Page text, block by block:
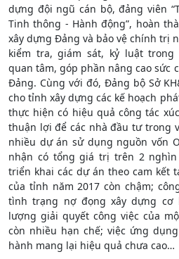
dựng đội ngũ cán bộ, đảng viên
Tinh thông - Hành động”, hoàn
xây dựng Đảng và bảo vệ chính trị
kiểm tra, giám sát, kỷ luật
quan tâm, góp phần nâng cao sức
Đảng. Cùng với đó, Đảng bộ Sở
cho tỉnh xây dựng các kế hoạch
thực hiện có hiệu quả công tác
thuận lợi để các nhà đầu tư trong
nhiều dự án sử dụng nguồn vốn
nhận có tổng giá trị trên 2
triển khai các dự án theo cam kết
của tỉnh năm 2017 còn chậm;
tình trạng nợ đọng xây dựng cơ
lượng giải quyết công việc của
còn nhiều hạn chế; việc ứng
hành mang lại hiệu quả chưa cao…